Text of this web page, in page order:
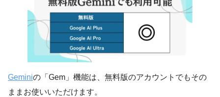
Geminiの「Gem」機能は、無料版のアカウントでもその
ままお使いいただけます。